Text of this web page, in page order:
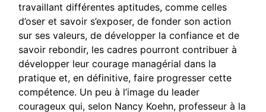
travaillant différentes aptitudes, comme celles
d’oser et savoir s’exposer, de fonder son action
sur ses valeurs, de développer la confiance et de
savoir rebondir, les cadres pourront contribuer à
développer leur courage managérial dans la
pratique et, en définitive, faire progresser cette
compétence. Un peu à l’image du leader
courageux qui, selon Nancy Koehn, professeur à la